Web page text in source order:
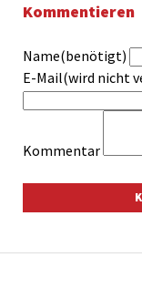
Kommentieren
Name(benötigt)
E-Mail(wird nicht
Kommentar